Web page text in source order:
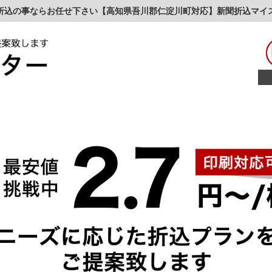
込の事ならお任せ下さい【高知県吾川郡仁淀川町対応】新聞折込マイ